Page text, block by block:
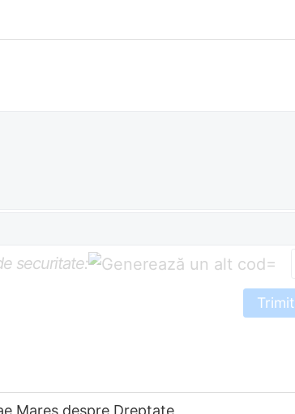
securitate: =
Mareș despre Dreptate